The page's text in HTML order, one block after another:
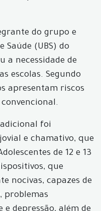
do grupo e
Saúde (UBS) do
a necessidade de
escolas. Segundo
apresentam riscos
foi
e chamativo, que
de 12 e 13
que
nocivas, capazes de
problemas